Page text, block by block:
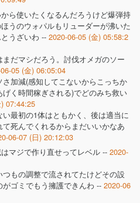
ら使いたくなるんだろうけど爆弾持
うのウォパルもリューダーが沸いた
うざいわ -- 2020-06-05 (金) 05:58:2
だマシだろう。討伐オメガのソー
05 (金) 06:05:04
加減(感知してこないからこっちか
く時間稼ぎされる)でどのみち救い
07:44:25
最初の1体はともかく、後は適当に
死んでくれるからまだいいかなあ
06-07 (日) 20:12:03
マジで作り直せってレベル -- 2020-
もの調整で流されてたけどその設
ゴミでもう擁護できんわ -- 2020-06